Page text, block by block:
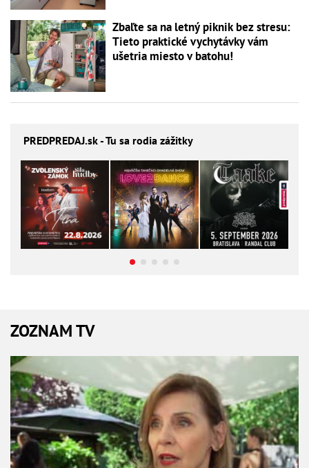
Zbaľte sa na letný piknik bez stresu:
Tieto praktické vychytávky vám
ušetria miesto v batohu!
PREDPREDAJ.sk - Tu sa rodia zážitky
ZOZNAM TV